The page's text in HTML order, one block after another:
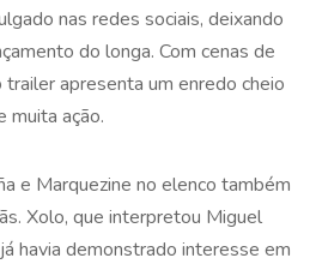
nas redes sociais, deixando
do longa. Com cenas de
apresenta um enredo cheio
muita ação.
e Marquezine no elenco também
Xolo, que interpretou Miguel
havia demonstrado interesse em